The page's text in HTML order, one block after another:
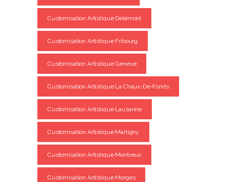
Customisation Artistique Delémont
Customisation Artistique Fribourg
Customisation Artistique Genève
Customisation Artistique La Chaux-De-Fonds
Customisation Artistique Lausanne
Customisation Artistique Martigny
Customisation Artistique Montreux
Customisation Artistique Morges